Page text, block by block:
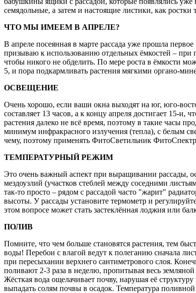
семядольные, а затем и настоящие листики, как ростки
ЧТО МЫ ИМЕЕМ В АПРЕЛЕ?
В апреле посеянная в марте рассада уже прошла
призываю к использованию отдельных ёмкостей – при
чтобы никого не обделить. По мере роста в ёмкости
5, и пора подкармливать растения мягкими органо-
ОСВЕЩЕНИЕ
Очень хорошо, если ваши окна выходят на юг, юго-
составляет 13 часов, а к концу апреля достигает 15-
растения далеко не всё время, поэтому в такие часы
минимум инфракрасного излучения (тепла), с белым
чему, поэтому применять ФитоСветильник
ТЕМПЕРАТУРНЫЙ РЕЖИМ
Это очень важный аспект при выращивании рассады,
мездоузлий (участков стеблей между соседними
так-то просто – рядом с рассадой часто "жарит"
высоты. У рассады установите термометр и
этом вопросе может стать застеклённая лоджия или
ПОЛИВ
Помните, что чем больше становятся растения, тем
воды! Перебои с влагой ведут к полеганию сначала
при пересыхании верхнего сантиметрового слоя.
поливают 2-3 раза в неделю, пропитывая весь
Жёсткая вода ощелачивает почву, нарушая её
выпадать солям почвы в осадок. Температура